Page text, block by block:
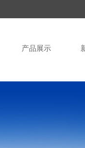
产品展示